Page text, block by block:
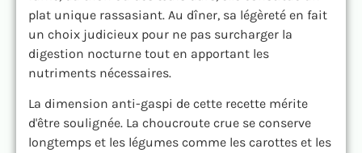
plat unique rassasiant. Au dîner, sa légèreté en fait
un choix judicieux pour ne pas surcharger la
digestion nocturne tout en apportant les
nutriments nécessaires.
La dimension anti-gaspi de cette recette mérite
d'être soulignée. La choucroute crue se conserve
longtemps et les légumes comme les carottes et les